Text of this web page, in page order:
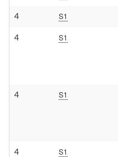
4 S1
4 S1
4 S1
4 S1